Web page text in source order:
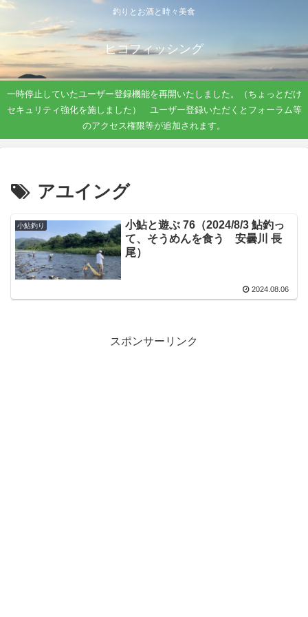
釣りとお酒と時々美食
ヒコフィッシング
一時停止していたユーザー登録機能を再開いたしました。（ちょっとだけ
セキュリティ強化を施しました） ユーザー登録いただくとフォーラム等
のアクセス権限等が追加されます。
アユイング
小鮎釣り
小鮎と遊ぶ 76（2024/8/3 鮎釣っ
て、そうめんを食う 安曇川 長
尾）
2024.08.06
スポンサーリンク